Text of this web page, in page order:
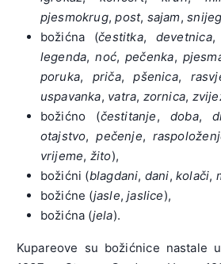
pjesmokrug, post, sajam, snijeg
božićna (čestitka, devetnica,
legenda, noć, pečenka,
poruka, priča, pšenica,
uspavanka, vatra, zornica,
božićno (čestitanje, doba,
otajstvo,pečenje,
vrijeme, žito),
božićni (blagdani, dani,kolači,
božićne (jasle,jaslice),
božićna (jela).
Kupareove su božićnice nastale